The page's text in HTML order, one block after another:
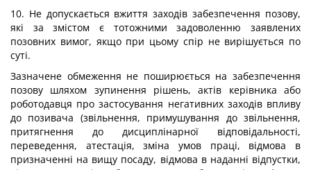
10. Не допускається вжиття заходів забезпечення позову,
які за змістом є тотожними задоволенню заявлених
позовних вимог, якщо при цьому спір не вирішується по
суті.
Зазначене обмеження не поширюється на забезпечення
позову шляхом зупинення рішень, актів керівника або
роботодавця про застосування негативних заходів впливу
до позивача (звільнення, примушування до звільнення,
притягнення до дисциплінарної відповідальності,
переведення, атестація, зміна умов праці, відмова в
призначенні на вищу посаду, відмова в наданні відпустки,